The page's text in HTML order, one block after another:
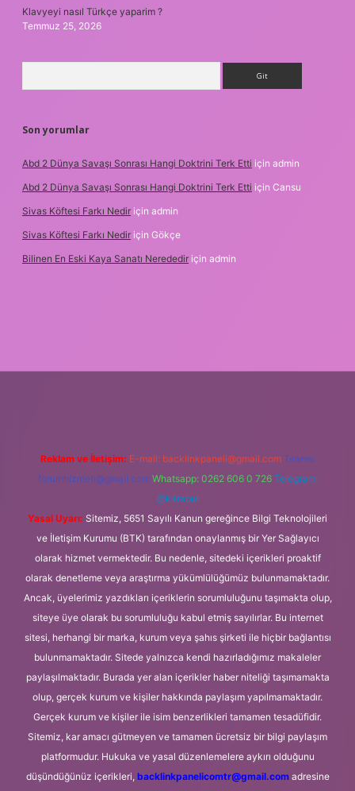
Klavyeyi nasıl Türkçe yaparim ?
Temmuz 25, 2026
Son yorumlar
Abd 2 Dünya Savaşı Sonrası Hangi Doktrini Terk Etti için admin
Abd 2 Dünya Savaşı Sonrası Hangi Doktrini Terk Etti için Cansu
Sivas Köftesi Farkı Nedir için admin
Sivas Köftesi Farkı Nedir için Gökçe
Bilinen En Eski Kaya Sanatı Nerededir için admin
Reklam ve İletişim: E-mail: backlinkpaneli@gmail.com Teams:
forumhizmeti@gmail.com Whatsapp: 0262 606 0 726 Telegram:
@karabul
Yasal Uyarı: Sitemiz, 5651 Sayılı Kanun gereğince Bilgi Teknolojileri
ve İletişim Kurumu (BTK) tarafından onaylanmış bir Yer Sağlayıcı
olarak hizmet vermektedir. Bu nedenle, sitedeki içerikleri proaktif
olarak denetleme veya araştırma yükümlülüğümüz bulunmamaktadır.
Ancak, üyelerimiz yazdıkları içeriklerin sorumluluğunu taşımakta olup,
siteye üye olarak bu sorumluluğu kabul etmiş sayılırlar. Bu internet
sitesi, herhangi bir marka, kurum veya şahıs şirketi ile hiçbir bağlantısı
bulunmamaktadır. Sitede yalnızca kendi hazırladığımız makaleler
paylaşılmaktadır. Burada yer alan içerikler haber niteliği taşımamakta
olup, gerçek kurum ve kişiler hakkında paylaşım yapılmamaktadır.
Gerçek kurum ve kişiler ile isim benzerlikleri tamamen tesadüfidir.
Sitemiz, kar amacı gütmeyen ve tamamen ücretsiz bir bilgi paylaşım
platformudur. Hukuka ve yasal düzenlemelere aykırı olduğunu
düşündüğünüz içerikleri, backlinkpanelicomtr@gmail.comadresine